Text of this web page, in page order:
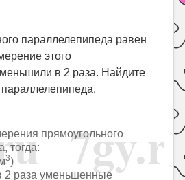
параллелепипеда равен
этого
в 2 раза. Найдите
прямоугольного
тогда:
3)
2 раза уменьшенные